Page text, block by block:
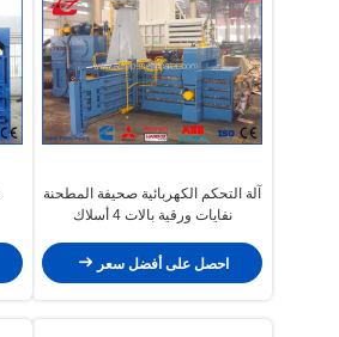
آلة التحكم الكهربائية صحيفة المطحنة
نفايات ورقية بالات 4 أسلاك
احصل على أفضل سعر